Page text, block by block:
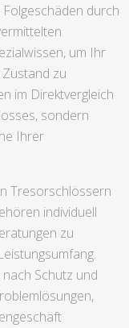
durch
um Ihr
zu
im Direktvergleich
sondern
Ihrer
Tresorschlössern
individuell
zu
Schutz und